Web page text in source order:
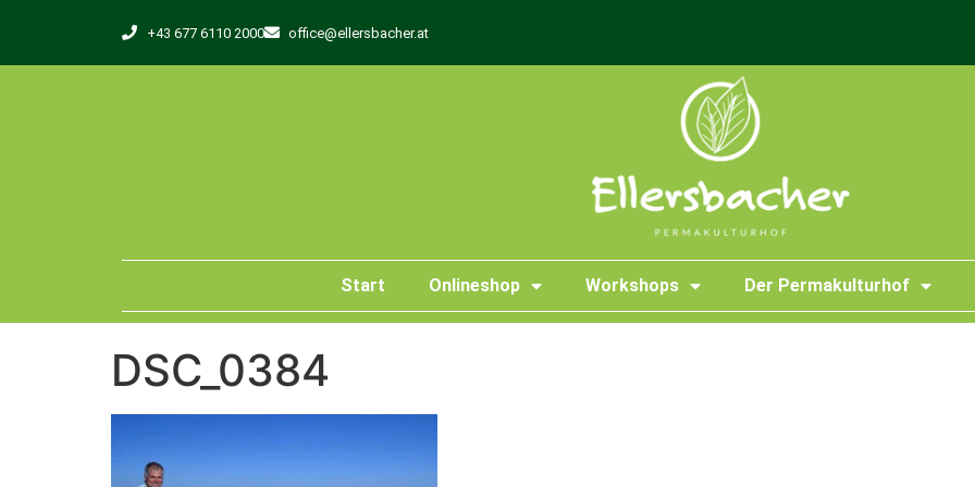
+43 677 6110 2000 office@ellersbacher.at
Start Onlineshop Workshops Der Permakulturhof
DSC_0384